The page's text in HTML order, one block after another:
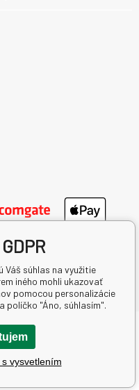
AUTO s.r.o.
-Mapa stránok
súhlas na využitie
iného mohli ukazovať
pomocou personalizácie
políčko "Áno, súhlasím".
s vysvetlením